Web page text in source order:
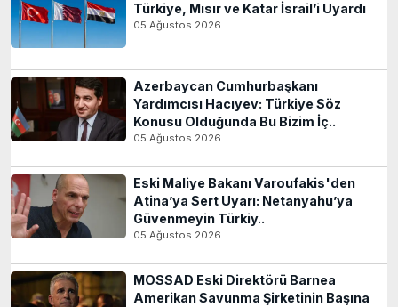
Türkiye, Mısır ve Katar İsrail’i Uyardı
05 Ağustos 2026
Azerbaycan Cumhurbaşkanı
Yardımcısı Hacıyev: Türkiye Söz
Konusu Olduğunda Bu Bizim İç..
05 Ağustos 2026
Eski Maliye Bakanı Varoufakis'den
Atina’ya Sert Uyarı: Netanyahu’ya
Güvenmeyin Türkiy..
05 Ağustos 2026
MOSSAD Eski Direktörü Barnea
Amerikan Savunma Şirketinin Başına